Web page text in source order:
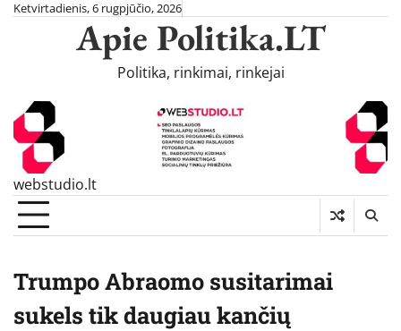
SkipKetvirtadienis, 6 rugpjūčio, 2026
Apie Politika.LT
Politika, rinkimai, rinkejai
webstudio.lt
Trumpo Abraomo susitarimai
sukels tik daugiau kančių